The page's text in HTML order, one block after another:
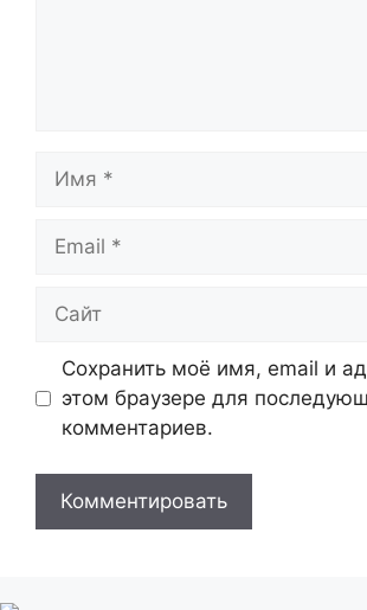
Имя
Email
Сайт
Сохранить моё имя, email и
этом браузере для
комментариев.